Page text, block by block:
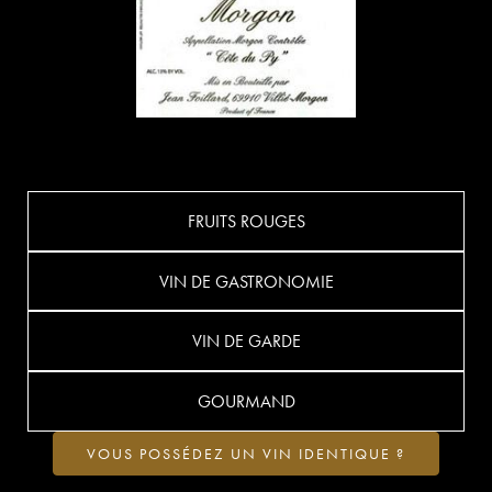
FRUITS ROUGES
VIN DE GASTRONOMIE
VIN DE GARDE
GOURMAND
VOUS POSSÉDEZ UN VIN IDENTIQUE ?